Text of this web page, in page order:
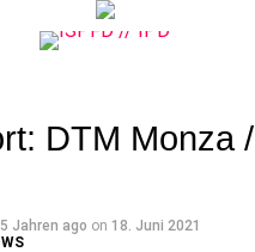
DTM Monza /
5 Jahren ago on 18. Juni 2021